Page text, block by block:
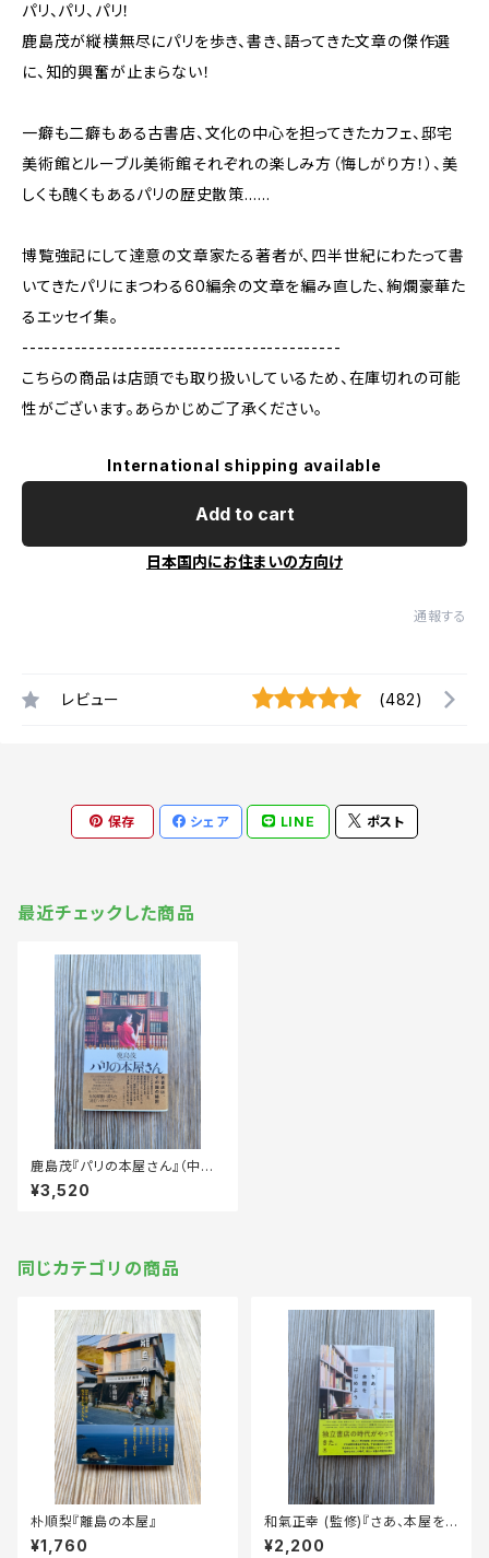
パリ、パリ、パリ！
鹿島茂が縦横無尽にパリを歩き、書き、語ってきた文章の傑作選
に、知的興奮が止まらない！
一癖も二癖もある古書店、文化の中心を担ってきたカフェ、邸宅
美術館とルーブル美術館それぞれの楽しみ方（悔しがり方！）、美
しくも醜くもあるパリの歴史散策……
博覧強記にして達意の文章家たる著者が、四半世紀にわたって書
いてきたパリにまつわる60編余の文章を編み直した、絢爛豪華た
るエッセイ集。
-------------------------------------------
こちらの商品は店頭でも取り扱いしているため、在庫切れの可能
性がございます。あらかじめご了承ください。
International shipping available
Add to cart
日本国内にお住まいの方向け
通報する
レビュー (482)
保存 シェア LINE ポスト
最近チェックした商品
鹿島茂『パリの本屋さん』（中央
公論新社）
¥3,520
同じカテゴリの商品
朴順梨『離島の本屋』
¥1,760
和氣正幸 (監修)『さあ、本屋を
はじめよう 町の書店の新しい
可能性』
¥2,200